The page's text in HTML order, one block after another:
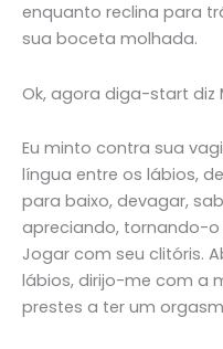
enquanto reclina para
sua boceta molhada.
Ok, agora diga-start diz
Eu minto contra sua
língua entre os lábios,
para baixo, devagar,
apreciando, tornando-
Jogar com seu clitóris.
lábios, dirijo-me com a
prestes a ter um